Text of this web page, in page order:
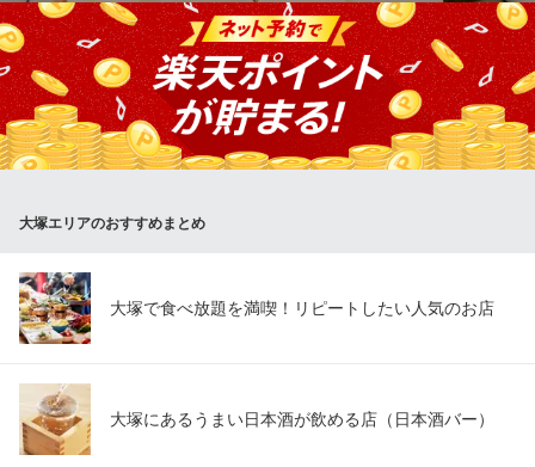
ＪＲ大塚駅 徒歩2分
東京都豊島区北大塚2-15-5 ナカムラビル1F
江戸時代、庶民の味として親しまれていた「ねぎま鍋」をメイン
に据えた小料理屋。 脂がのったマグロや甘みのあるネギを、鰹ベ
ースの酒だしでじっくりと煮込んでいます。一粒ずつ丁寧に潰し
た香り高い黒胡椒をはらりとかければ、味も香りもさらに際立ち
ます。
大塚×ねぎま鍋
東京都豊島区北大塚2-31-19 B1
大塚エリアのおすすめまとめ
大塚で食べ放題を満喫！リピートしたい人気のお店
大塚にあるうまい日本酒が飲める店（日本酒バー）